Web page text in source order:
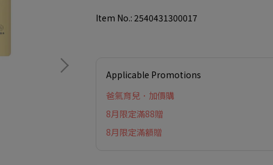
Item No.: 2540431300017
Applicable Promotions
爸氣育兒．加價購
8月限定滿88贈
8月限定滿額贈